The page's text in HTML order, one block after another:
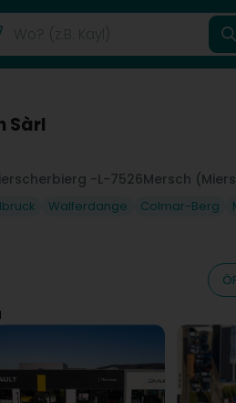
Sàrl
-L-7526Mersch
Walferdange Colmar-Berg